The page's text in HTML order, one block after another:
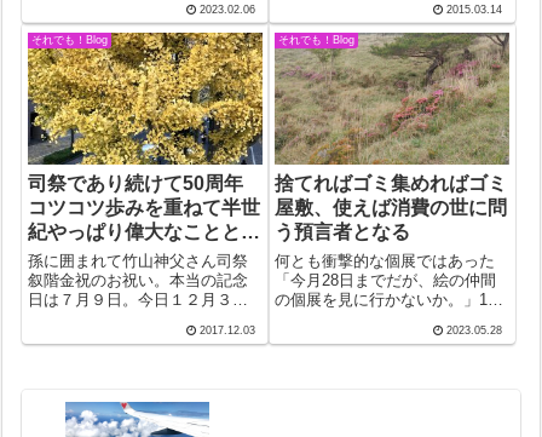
タイム。この日目についたのが
この写真のパズル。親友夫妻か
ら「ハマっている」と聞いたこ
とがある。「ドレドレ…フムフ
ム。お、分った...
2023.02.06
名にも満たなかった教職員も今
では倍増の２０数名。子供の増
加もさることながら、子供たち
を預かるスタッフ...
2015.03.14
それでも！Blog
司祭であり続けて50周年
コツコツ歩みを重ねて半世
紀やっぱり偉大なこととに
違いない
孫に囲まれて竹山神父さん司祭
叙階金祝のお祝い。本当の記念
日は７月９日。今日１２月３日
天に召された日。心のともしび
きい。説教音声と...
2017.12.03
それでも！Blog
捨てればゴミ集めればゴミ
屋敷、使えば消費の世に問
う預言者となる
何とも衝撃的な個展ではあった
「今月28日までだが、絵の仲間
の個展を見に行かないか。」10
んな意味のラインが入ったの
2023.05.28